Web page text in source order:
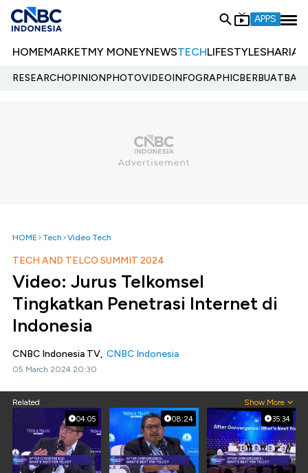
APPS
HOMEMARKETMY MONEYNEWSTECHLIFESTYLESHARIA
RESEARCHOPINIONPHOTOVIDEOINFOGRAPHIC
HOME Tech Video Tech
TECH AND TELCO SUMMIT 2024
Video: Jurus Telkomsel
Tingkatkan Penetrasi Internet di
Indonesia
CNBC Indonesia TV, CNBC Indonesia
05 March 2024 20:30
Related Show More
04:05 08:24 35:34